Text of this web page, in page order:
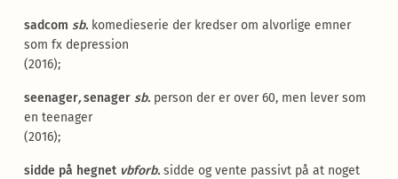
sadcom sb. komedieserie der kredser om alvorlige emner
som fx depression
(2016);
seenager,senager sb. person der er over 60, men lever som
en teenager
(2016);
sidde på hegnet vbforb. sidde og vente passivt på at noget